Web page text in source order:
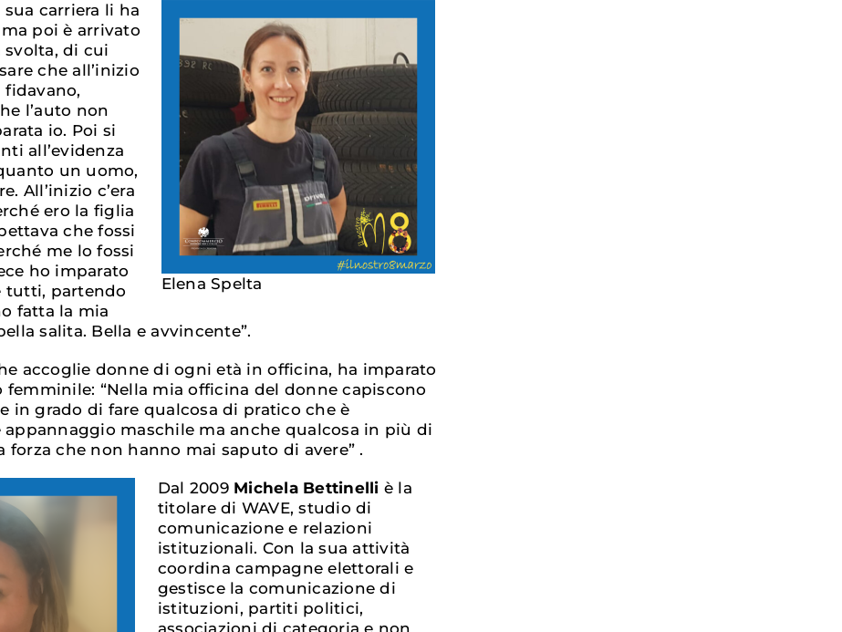
Elena Spelta
carriera li ha
poi è arrivato
di cui
che all’inizio
l’auto non
io. Poi si
all’evidenza
un uomo,
All’inizio c’era
ero la figlia
che fossi
me lo fossi
ho imparato
tutti, partendo
fatta la mia
salita. Bella e avvincente”.
accoglie donne di ogni età in officina, ha imparato
“Nella mia officina del donne capiscono
in grado di fare qualcosa di pratico che è
maschile ma anche qualcosa in più di
forza che non hanno mai saputo di avere” .
Dal 2009 Michela Bettinelli è la
titolare di WAVE, studio di
comunicazione e relazioni
istituzionali. Con la sua attività
coordina campagne elettorali e
gestisce la comunicazione di
istituzioni, partiti politici,